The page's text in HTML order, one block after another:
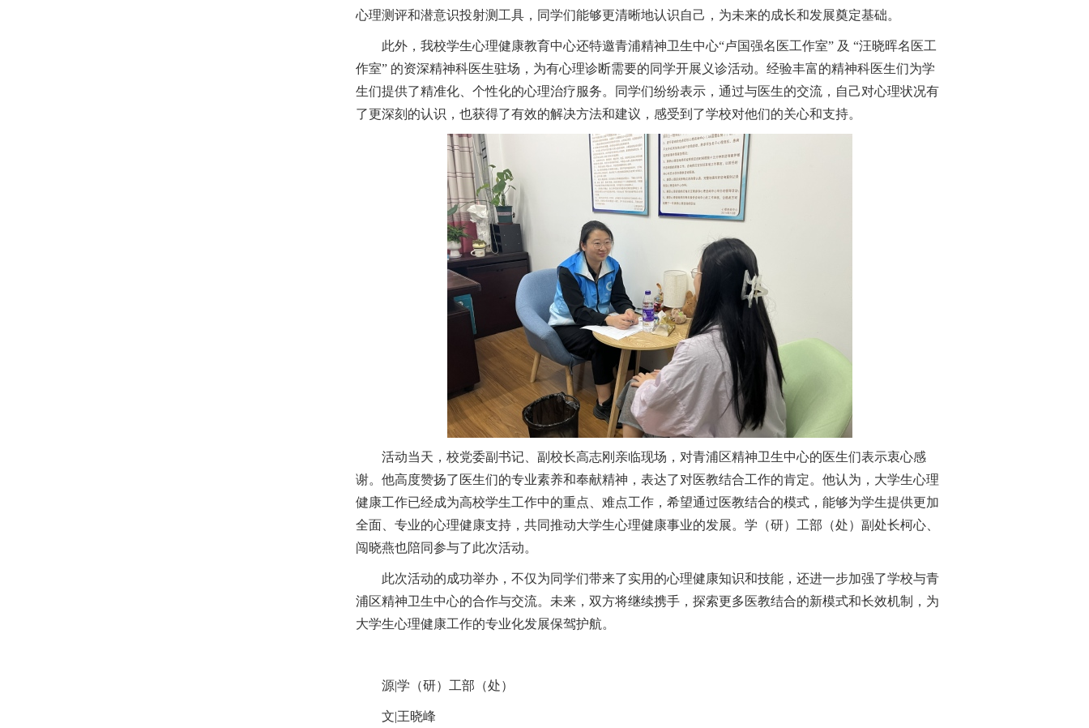
心理测评和潜意识投射测工具， 同学们能够更清晰地认识自己，为未来的成长和发展奠定基础。
此外，我校学生心理健康教育中心还特邀青浦精神卫生中心“卢国强名医工作室” 及 “汪晓晖名医工
作室” 的资深精神科医生驻场，为有心理诊断需要的同学开展义诊活动。经验丰富的精神科医生们为学
生们提供了精准化、个性化的心理治疗服务。 同学们纷纷表示，通过与医生的交流，自己对心理状况有
了更深刻的认识，也获得了有效的解决方法和建议，感受到了学校对他们的关心和支持。
活动当天，校党委副书记、副校长高志刚亲临现场，对青浦区精神卫生中心的医生们表示衷心感
谢。他高度赞扬了医生们的专业素养和奉献精神，表达了对医教结合工作的肯定。他认为， 大学生心理
健康工作已经成为高校学生工作中的重点、难点工作， 希望通过医教结合的模式 ，能够为学生提供更加
全面、专业的心理健康支持，共同推动大学生心理健康事业的发展。学（研）工部（处）副处长柯心、
闯晓燕也陪同参与了此次活动。
此次活动的成功举办，不仅为同学们带来了实用的心理健康知识和技能，还进一步加强了学校与青
浦区精神卫生中心的合作与交流。未来，双方将继续携手，探索更多医教结合的新模式和长效机制
，为
大学生心理健康工作的专业化发展保驾护航。
源|学（研）工部（处）
文|王晓峰